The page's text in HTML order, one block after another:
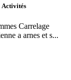
Activités
Carrelage
a arnes et s...